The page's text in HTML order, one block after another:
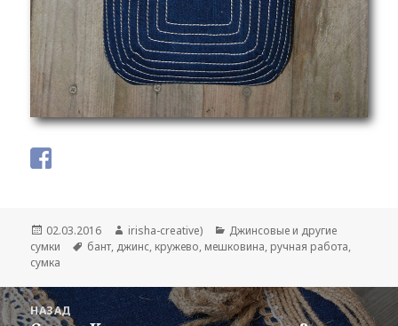
Опубликовано
02.03.2016 Автор
irisha-creative) Рубрики
Джинсовые и другие
сумки
Метки
бант, джинс, кружево, мешковина, ручная работа,
сумка
Навигация
по
НАЗАД